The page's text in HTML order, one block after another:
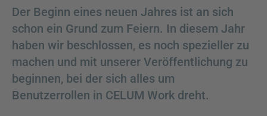
Der Beginn eines neuen Jahres ist an sich
schon ein Grund zum Feiern. In diesem Jahr
haben wir beschlossen, es noch spezieller zu
machen und mit unserer Veröffentlichung zu
beginnen, bei der sich alles um
Benutzerrollen in CELUM Work dreht.